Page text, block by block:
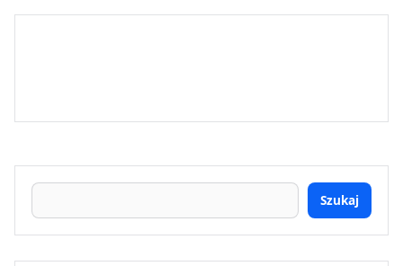
Szukaj